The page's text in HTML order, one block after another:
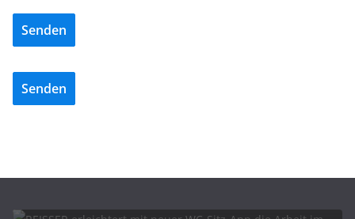
Senden
Senden